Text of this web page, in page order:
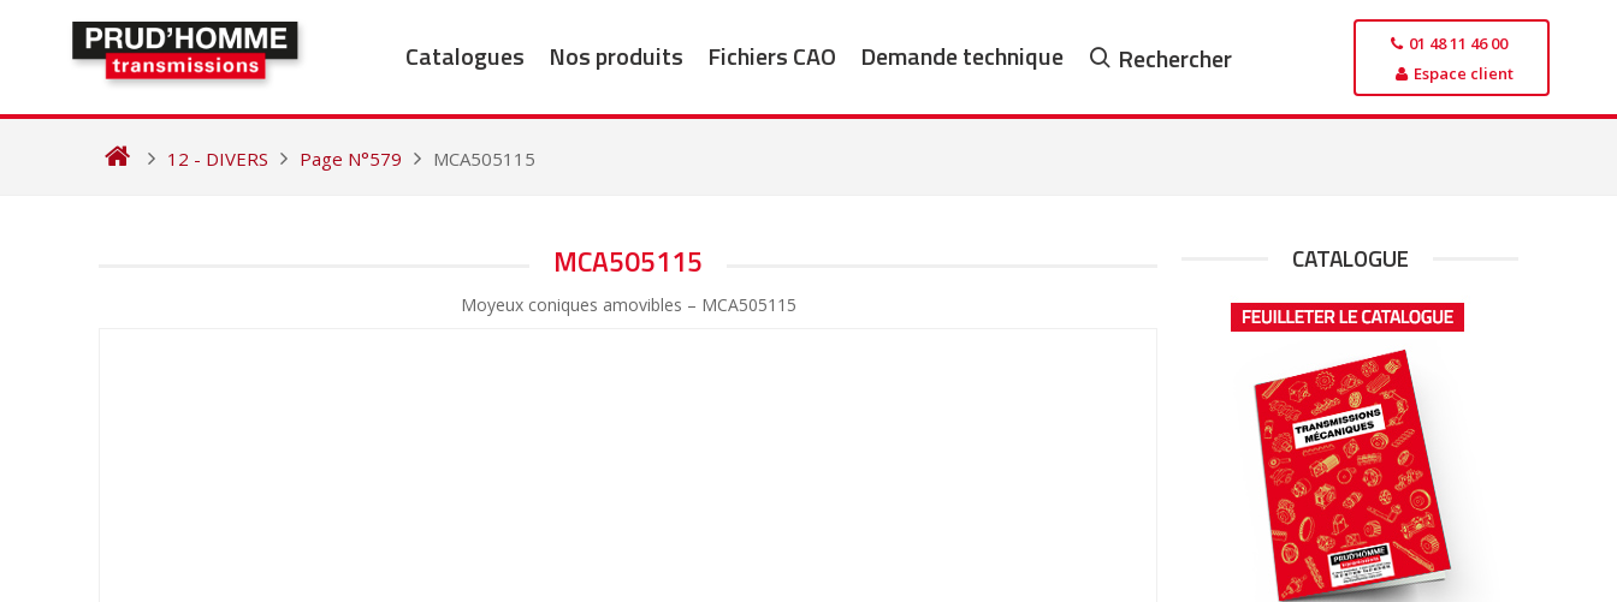
Catalogues Nos produits Fichiers CAO Demande technique Rechercher
01 48 11 46 00
Espace client
12 - DIVERS Page N°579 MCA505115
MCA505115
Moyeux coniques amovibles – MCA505115
CATALOGUE